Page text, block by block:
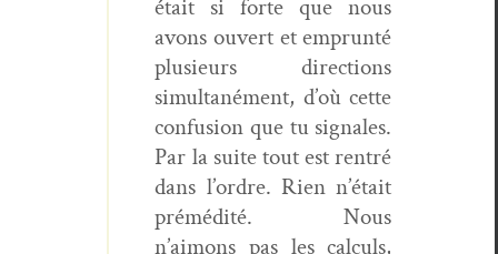
était si forte que nous
avons ouvert et emprun­té
plusieurs direc­tions
simul­tané­ment, d’où cette
con­fu­sion que tu sig­nales.
Par la suite tout est ren­tré
dans l’ordre. Rien n’était
prémédité. Nous
n’aimons pas les cal­culs,